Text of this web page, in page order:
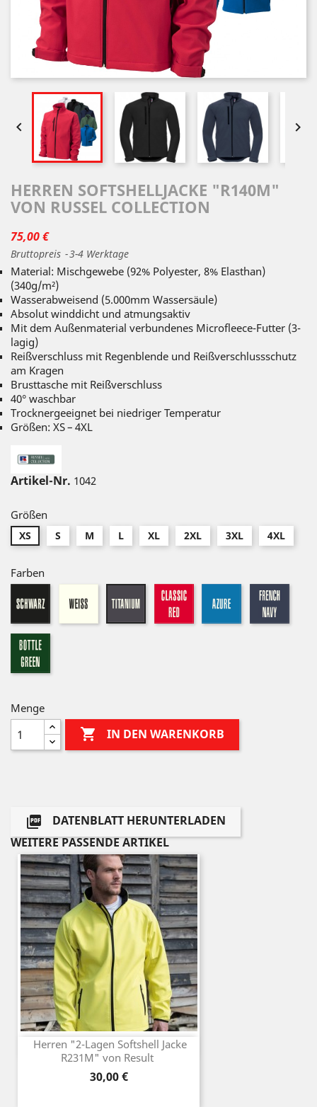
 
HERREN SOFTSHELLJACKE "R140M"
VON RUSSEL COLLECTION
75,00 €
Bruttopreis 3-4 Werktage
Material: Mischgewebe (92% Polyester, 8% Elasthan)
(340g/m²)
Wasserabweisend (5.000mm Wassersäule)
Absolut winddicht und atmungsaktiv
Mit dem Außenmaterial verbundenes Microfleece-Futter (3-
lagig)
Reißverschluss mit Regenblende und Reißverschlussschutz
am Kragen
Brusttasche mit Reißverschluss
40° waschbar
Trocknergeeignet bei niedriger Temperatur
Größen: XS – 4XL
Artikel-Nr. 1042
Größen
XS S M L XL 2XL 3XL 4XL
Farben
titanium azure
Menge
 IN DEN WARENKORB

DATENBLATT HERUNTERLADEN
WEITERE PASSENDE ARTIKEL
Herren "2-Lagen Softshell Jacke
R231M" von Result
Preis
30,00 €